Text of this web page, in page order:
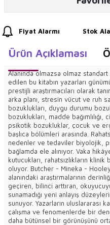
Fiyat Alarmı Stok
Ürün Açıklaması
Alanında olmazsa olmaz
edilen bu kitabın yazarları
prestijli araştırmacıları olarak
arka planı, stresin vücut ve ruh
bozuklukları, duygu durumu
bozuklukları, madde
psikotik bozukluklar, çocuk ve
başlıca bölümleri arasında.
nedenler ve tedaviler biyolojik,
bağlamda ele alınıyor. Vaka
kutucukları, rahatsızlıkların klinik
oluyor. Butcher - Mineka -
alanındaki araştırmalarının
geçiren, bilinci arttıran,
sunamadığı yeni anlayış
sunuyor. Yazarların uluslararası
çalışma ve fenomenlerde bir
daha bütünsel bir görünüşünü